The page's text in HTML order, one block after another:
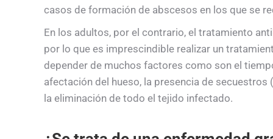
casos de formación de abscesos en los que se
En los adultos, por el contrario, el tratamiento
por lo que es imprescindible realizar un
depender de muchos factores como son el
afectación del hueso, la presencia de
la eliminación de todo el tejido infectado.